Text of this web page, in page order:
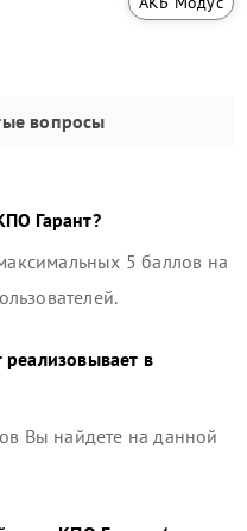
вопросы
Гарант?
5 баллов на
реализовывает в
Вы найдете на данной